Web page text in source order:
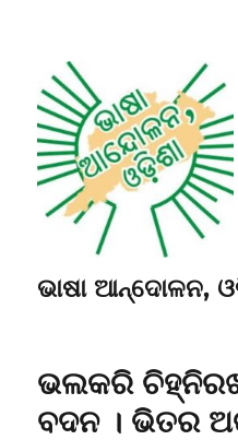
ଭାଷା ଆନ୍ଦୋଳନ,
ଭଲକରି
ବଦନ । ଭିତର